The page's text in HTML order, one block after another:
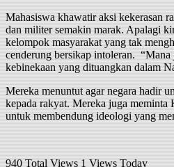
Mahasiswa khawatir aksi kekerasan
dan militer semakin marak. Apalagi
kelompok masyarakat yang tak
cenderung bersikap intoleran. “Mana
kebinekaan yang dituangkan dalam
Mereka menuntut agar negara hadir
kepada rakyat. Mereka juga meminta
untuk membendung ideologi yang
940 Total Views 1 Views Today